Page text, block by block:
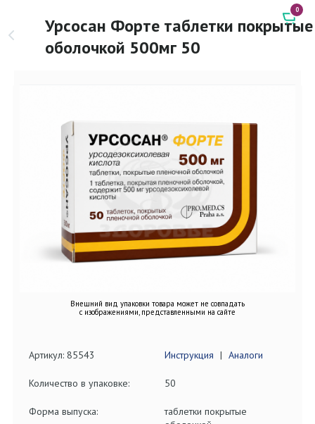
Урсосан Форте таблетки покрытые
оболочкой 500мг 50
0
Внешний вид упаковки товара может не совпадать
с изображениями, представленными на сайте
Артикул: 85543 Инструкция | Аналоги
Количество в упаковке: 50
Форма выпуска:
таблетки покрытые